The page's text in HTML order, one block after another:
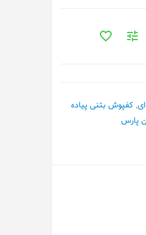
, کفپوش بتنی پیاده
پارس